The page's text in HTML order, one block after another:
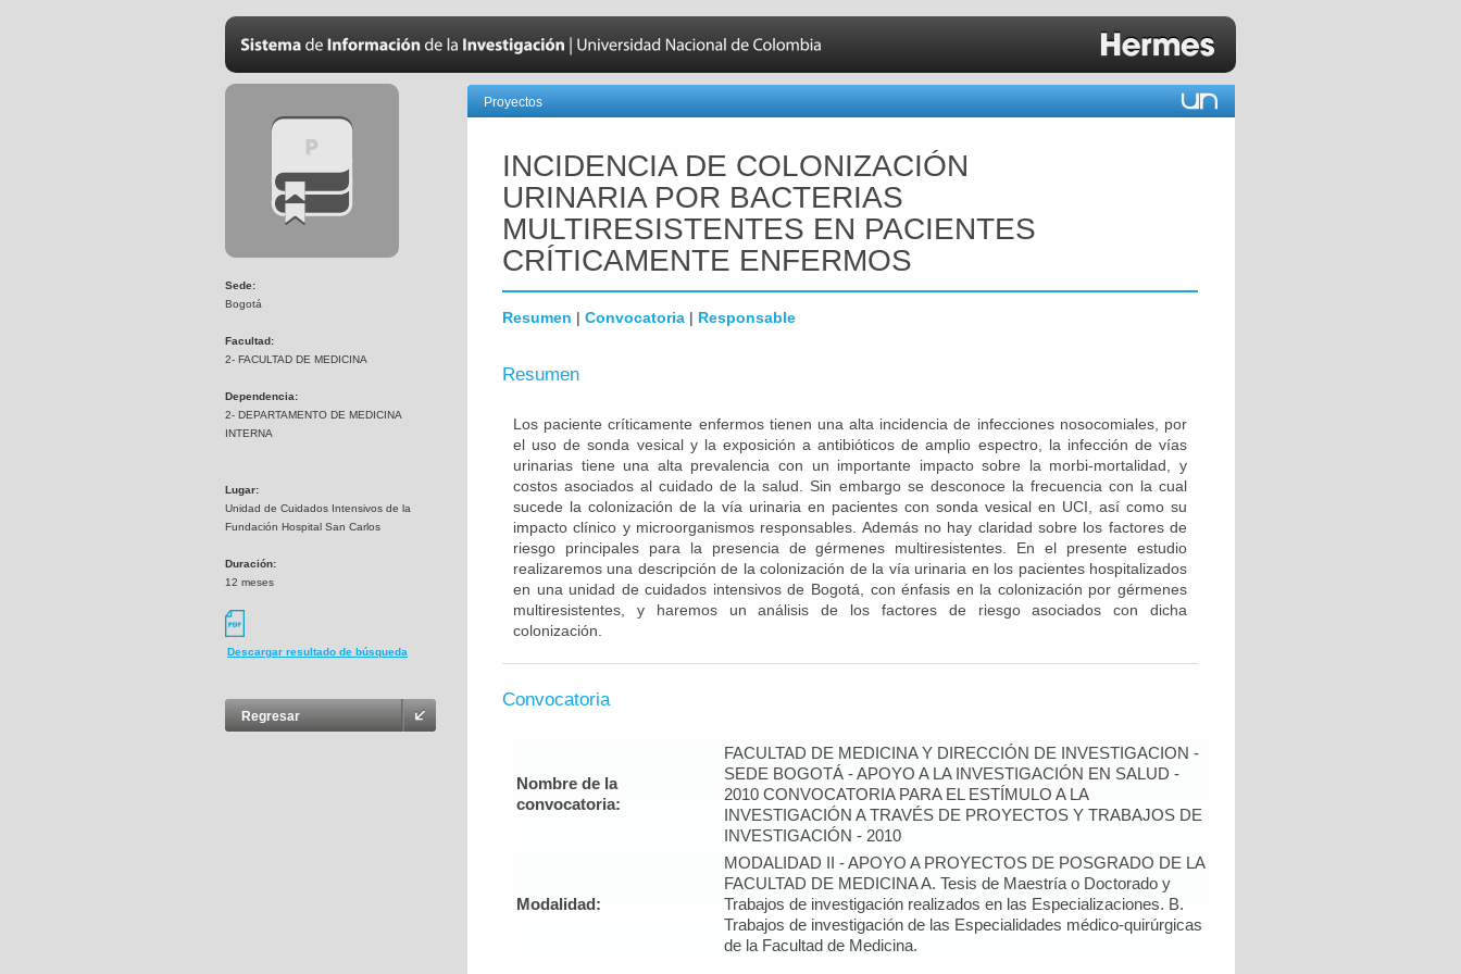
Sede:
Bogotá
Facultad:
2- FACULTAD DE MEDICINA
Dependencia:
2- DEPARTAMENTO DE MEDICINA
INTERNA
Lugar:
Unidad de Cuidados Intensivos de la
Fundación Hospital San Carlos
Duración:
12 meses
Descargar resultado de búsqueda
Regresar
Proyectos
INCIDENCIA DE COLONIZACIÓN
URINARIA POR BACTERIAS
MULTIRESISTENTES EN PACIENTES
CRÍTICAMENTE ENFERMOS
Resumen | Convocatoria | Responsable
Resumen
Los paciente críticamente enfermos tienen una alta incidencia de infecciones nosocomiales, por
el uso de sonda vesical y la exposición a antibióticos de amplio espectro, la infección de vías
urinarias tiene una alta prevalencia con un importante impacto sobre la morbi-mortalidad, y
costos asociados al cuidado de la salud. Sin embargo se desconoce la frecuencia con la cual
sucede la colonización de la vía urinaria en pacientes con sonda vesical en UCI, así como su
impacto clínico y microorganismos responsables. Además no hay claridad sobre los factores de
riesgo principales para la presencia de gérmenes multiresistentes. En el presente estudio
realizaremos una descripción de la colonización de la vía urinaria en los pacientes hospitalizados
en una unidad de cuidados intensivos de Bogotá, con énfasis en la colonización por gérmenes
multiresistentes, y haremos un análisis de los factores de riesgo asociados con dicha
colonización.
Convocatoria
Nombre de la
convocatoria:
FACULTAD DE MEDICINA Y DIRECCIÓN DE INVESTIGACION -
SEDE BOGOTÁ - APOYO A LA INVESTIGACIÓN EN SALUD -
2010 CONVOCATORIA PARA EL ESTÍMULO A LA
INVESTIGACIÓN A TRAVÉS DE PROYECTOS Y TRABAJOS DE
INVESTIGACIÓN - 2010
Modalidad:
MODALIDAD II - APOYO A PROYECTOS DE POSGRADO DE LA
FACULTAD DE MEDICINA A. Tesis de Maestría o Doctorado y
Trabajos de investigación realizados en las Especializaciones. B.
Trabajos de investigación de las Especialidades médico-quirúrgicas
de la Facultad de Medicina.